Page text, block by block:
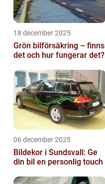
18 december 2025
Grön bilförsäkring – finns
det och hur fungerar det?
06 december 2025
Bildekor i Sundsvall: Ge
din bil en personlig touch